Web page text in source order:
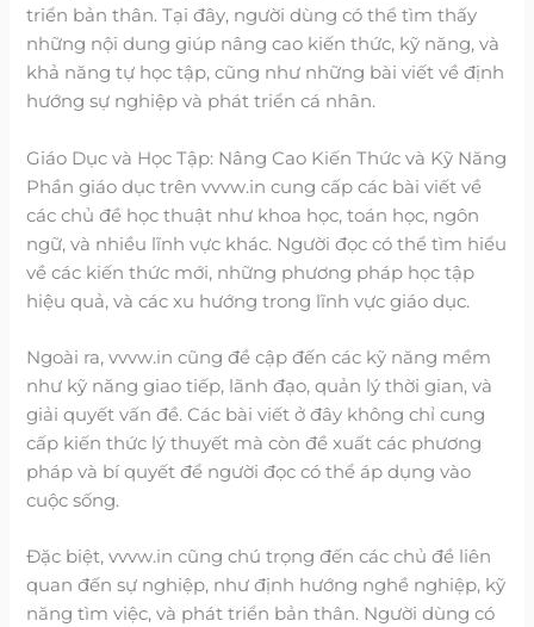
triển bản thân. Tại đây, người dùng có thể tìm thấy
những nội dung giúp nâng cao kiến thức, kỹ năng, và
khả năng tự học tập, cũng như những bài viết về định
hướng sự nghiệp và phát triển cá nhân.
Giáo Dục và Học Tập: Nâng Cao Kiến Thức và Kỹ Năng
Phần giáo dục trên vvvw.in cung cấp các bài viết về
các chủ đề học thuật như khoa học, toán học, ngôn
ngữ, và nhiều lĩnh vực khác. Người đọc có thể tìm hiểu
về các kiến thức mới, những phương pháp học tập
hiệu quả, và các xu hướng trong lĩnh vực giáo dục.
Ngoài ra, vvvw.in cũng đề cập đến các kỹ năng mềm
như kỹ năng giao tiếp, lãnh đạo, quản lý thời gian, và
giải quyết vấn đề. Các bài viết ở đây không chỉ cung
cấp kiến thức lý thuyết mà còn đề xuất các phương
pháp và bí quyết để người đọc có thể áp dụng vào
cuộc sống.
Đặc biệt, vvvw.in cũng chú trọng đến các chủ đề liên
quan đến sự nghiệp, như định hướng nghề nghiệp, kỹ
năng tìm việc, và phát triển bản thân. Người dùng có